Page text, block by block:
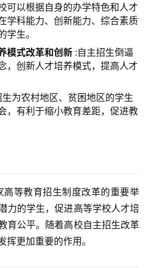
可以根据自身的办学特色和人才
学科能力、创新能力、综合素质
学生。
模式改革和创新 :自主招生倒逼
，创新人才培养模式，提高人才
生为农村地区、贫困地区的学生
，有利于缩小教育差距，促进教
力的学生，促进高等学校人才培
育公平。随着高校自主招生改革
挥更加重要的作用。